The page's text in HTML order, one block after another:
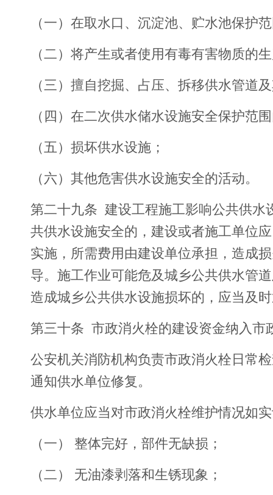
（一）在取水口、沉淀池、贮水池保护
（二）将产生或者使用有毒有害物质的
（三）擅自挖掘、占压、拆移供水管道
（四）在二次供水储水设施安全保护范
（五）损坏供水设施；
（六）其他危害供水设施安全的活动。
第二十九条 建设工程施工影响公共供水
共供水设施安全的，建设或者施工单位
实施，所需费用由建设单位承担，造成
导。施工作业可能危及城乡公共供水管
造成城乡公共供水设施损坏的，应当及
第三十条 市政消火栓的建设资金纳入市
公安机关消防机构负责市政消火栓日常
通知供水单位修复。
供水单位应当对市政消火栓维护情况如
（一） 整体完好，部件无缺损；
（二） 无油漆剥落和生锈现象；